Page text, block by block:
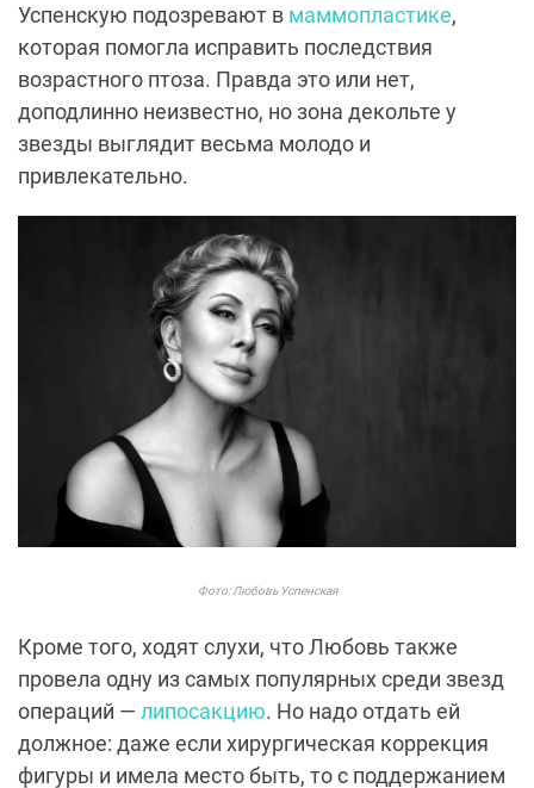
Успенскую подозревают в маммопластике,
которая помогла исправить последствия
возрастного птоза. Правда это или нет,
доподлинно неизвестно, но зона декольте у
звезды выглядит весьма молодо и
привлекательно.
Фото: Любовь Успенская
Кроме того, ходят слухи, что Любовь также
провела одну из самых популярных среди звезд
операций — липосакцию. Но надо отдать ей
должное: даже если хирургическая коррекция
фигуры и имела место быть, то с поддержанием